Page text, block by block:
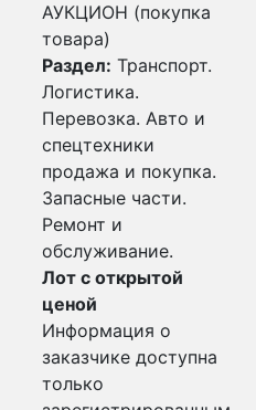
АУКЦИОН (покупка
товара)
Раздел: Транспорт.
Логистика.
Перевозка. Авто и
спецтехники
продажа и покупка.
Запасные части.
Ремонт и
обслуживание.
Лот с открытой
ценой
Информация о
заказчике доступна
только